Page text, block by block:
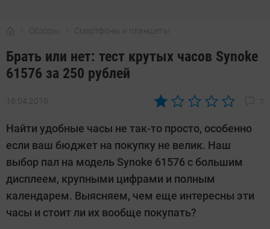
Обзоры Смартфоны и планшеты
Брать или нет: тест крутых часов Synoke
61576 за 250 рублей
16.04.2019 7
Автор:
Киреев
Найти удобные часы не так-то просто, особенно
если ваш бюджет на покупку не велик. Наш
выбор пал на модель Synoke 61576 с большим
дисплеем, крупными цифрами и полным
календарем. Выясняем, чем еще интересны эти
часы и стоит ли их вообще покупать?